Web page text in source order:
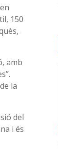
150
amb
la
del
i és